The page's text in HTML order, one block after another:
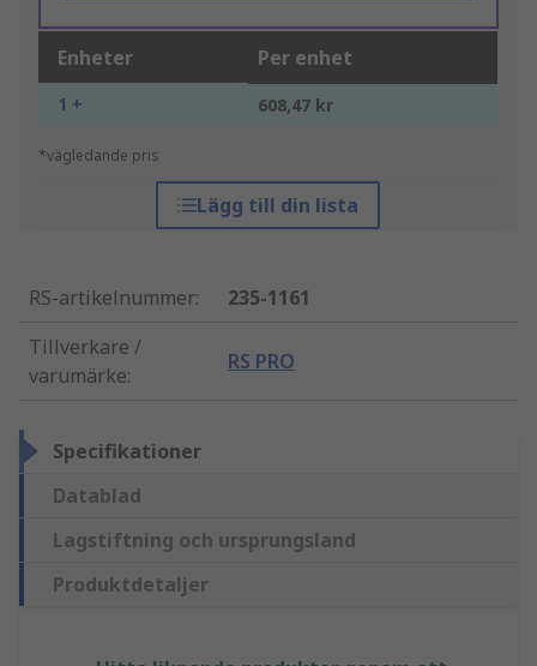
Enheter Per enhet
1 + 608,47 kr
*vägledande pris
Lägg till din lista
RS-artikelnummer:
235-1161
Tillverkare /
varumärke:
RS PRO
Specifikationer
Datablad
Lagstiftning och ursprungsland
Produktdetaljer